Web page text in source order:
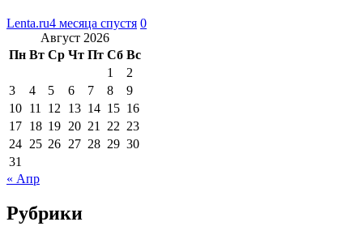
Lenta.ru4 месяца спустя 0
Август 2026
Пн Вт Ср Чт Пт Сб Вс
1
2
3
4 5 6 7 8
9
10 11 12 13 14 15 16
17 18 19 20 21 22 23
24 25 26 27 28 29 30
31
« Апр
Рубрики